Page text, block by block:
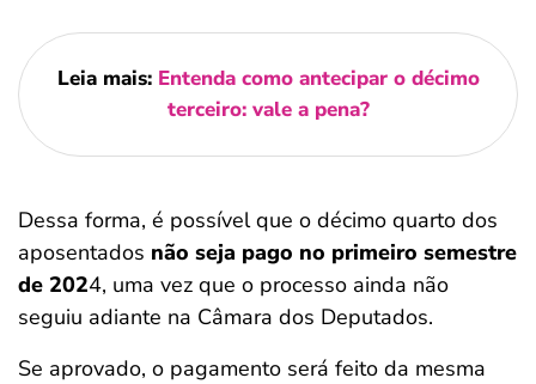
Leia mais: Entenda como antecipar o décimo
terceiro: vale a pena?
Dessa forma, é possível que o décimo quarto dos
aposentados não seja pago no primeiro semestre
de 2024, uma vez que o processo ainda não
seguiu adiante na Câmara dos Deputados.
Se aprovado, o pagamento será feito da mesma